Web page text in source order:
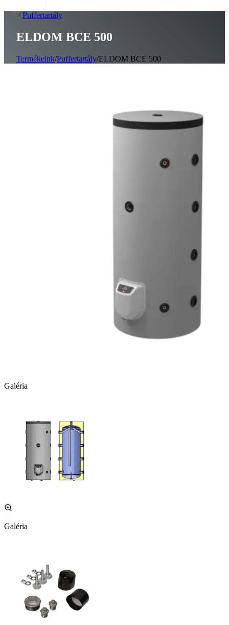
Puffertartály
ELDOM BCE 500
Termékeink/Puffertartály/ELDOM BCE 500
Galéria
Galéria